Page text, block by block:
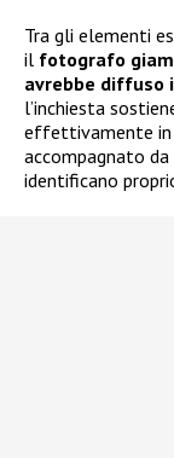
Tra gli elementi
il fotografo
avrebbe diffuso
l’inchiesta
effettivamente in
accompagnato da
identificano